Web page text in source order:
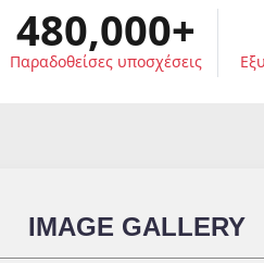
480,000+
Παραδοθείσες υποσχέσεις
IMAGE GALLERY